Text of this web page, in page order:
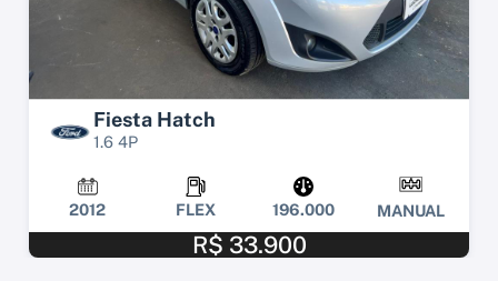
Fiesta Hatch
1.6 4P
2012 FLEX 196.000 MANUAL
R$ 33.900